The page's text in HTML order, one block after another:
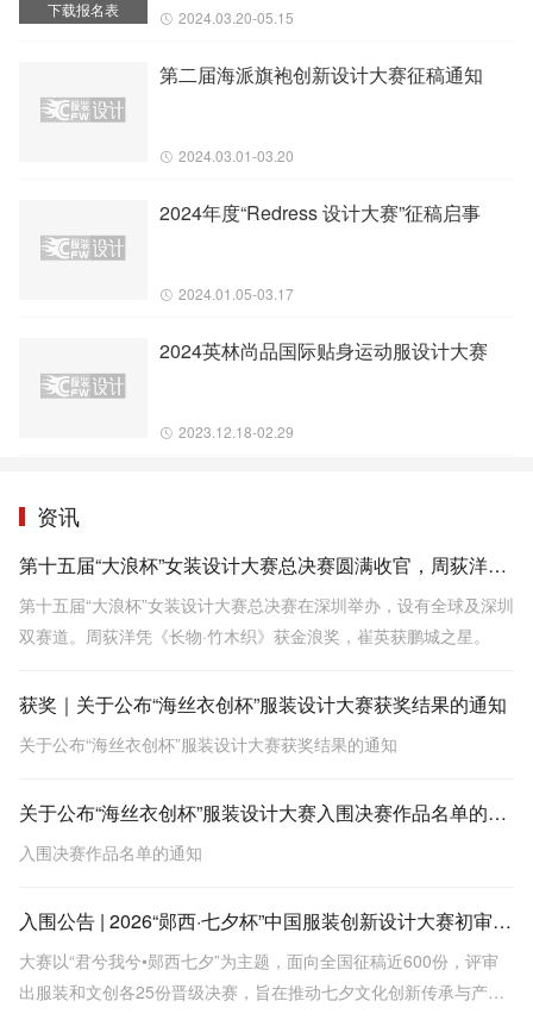
下载报名表 2024.03.20-05.15
第二届海派旗袍创新设计大赛征稿通知
2024.03.01-03.20
2024年度“Redress 设计大赛”征稿启事
2024.01.05-03.17
2024英林尚品国际贴身运动服设计大赛
2023.12.18-02.29
资讯
第十五届“大浪杯”女装设计大赛总决赛圆满收官，周荻洋凭借作品《长物·竹木织》拔得头筹
第十五届“大浪杯”女装设计大赛总决赛在深圳举办，设有全球及深圳
双赛道。周荻洋凭《长物·竹木织》获金浪奖，崔英获鹏城之星。
获奖｜关于公布“海丝衣创杯”服装设计大赛获奖结果的通知
关于公布“海丝衣创杯”服装设计大赛获奖结果的通知
关于公布“海丝衣创杯”服装设计大赛入围决赛作品名单的通知
入围决赛作品名单的通知
入围公告 | 2026“郧西·七夕杯”中国服装创新设计大赛初审会圆满结束
大赛以“君兮我兮•郧西七夕”为主题，面向全国征稿近600份，评审
出服装和文创各25份晋级决赛，旨在推动七夕文化创新传承与产业